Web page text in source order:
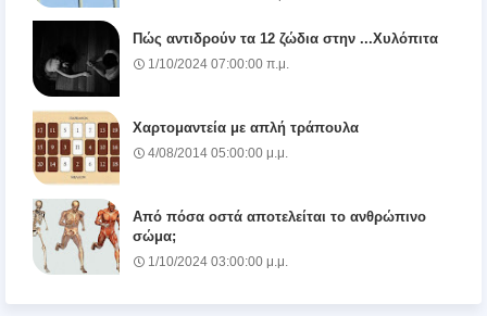
Πώς αντιδρούν τα 12 ζώδια στην ...Χυλόπιτα
1/10/2024 07:00:00 π.μ.
Χαρτομαντεία με απλή τράπουλα
4/08/2014 05:00:00 μ.μ.
Από πόσα οστά αποτελείται το ανθρώπινο
σώμα;
1/10/2024 03:00:00 μ.μ.